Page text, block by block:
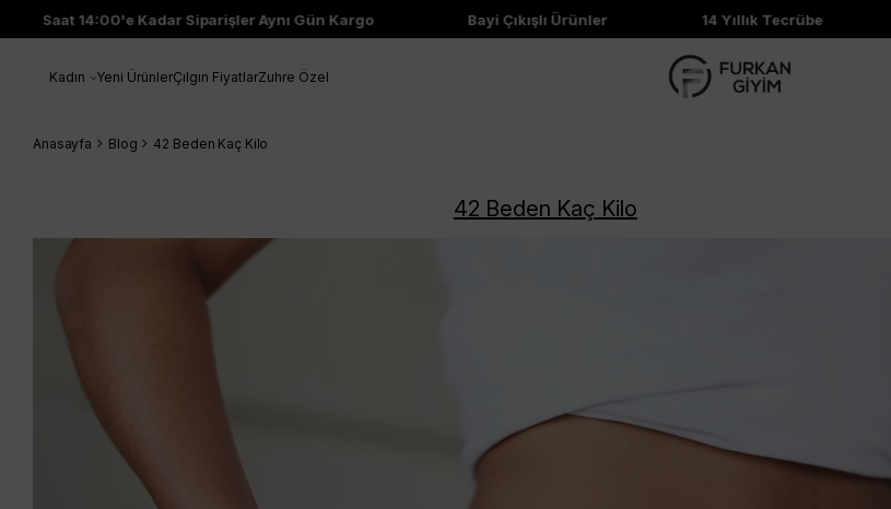
Saat 14:00'e Kadar Siparişler Aynı Gün Kargo Bayi Çıkışlı Ürünler 14 Yıllık Tecrübe
Kadın Yeni ÜrünlerÇılgın FiyatlarZuhre Özel
Anasayfa Blog 42 Beden Kaç Kilo
42 Beden Kaç Kilo